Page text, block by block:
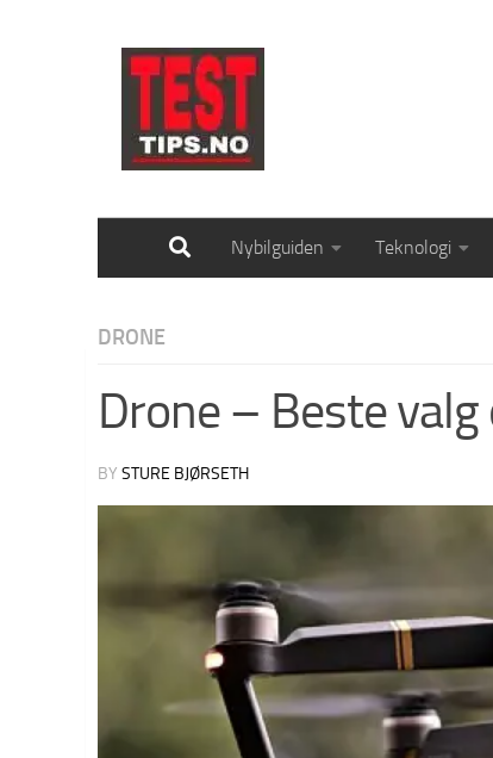
Nybilguiden Teknologi
DRONE
Drone – Beste
BY STURE BJØRSETH